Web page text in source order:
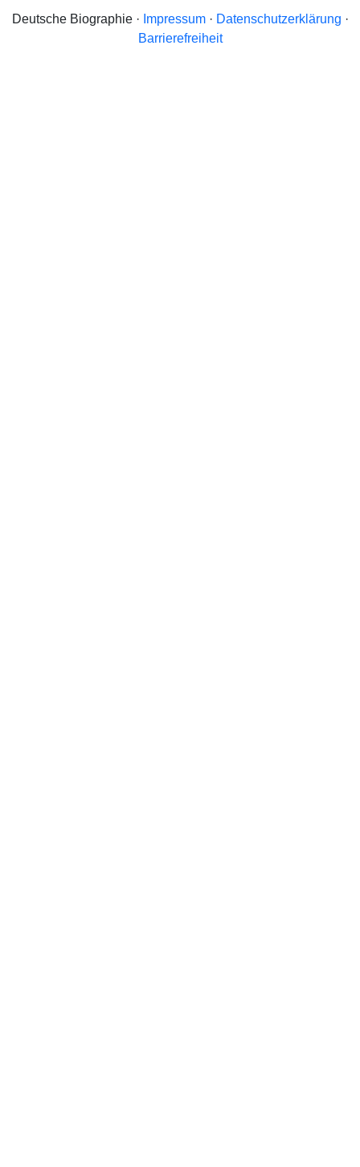
Deutsche Biographie · Impressum· Datenschutzerklärung ·
Barrierefreiheit